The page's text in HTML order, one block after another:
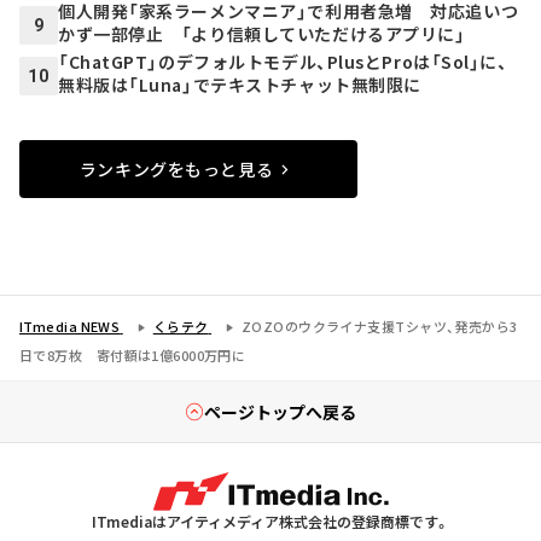
9
個人開発「家系ラーメンマニア」で利用者急増 対応追いつ
かず一部停止 「より信頼していただけるアプリに」
10
「ChatGPT」のデフォルトモデル、PlusとProは「Sol」に、
無料版は「Luna」でテキストチャット無制限に
ランキングをもっと見る
ITmedia NEWS くらテク
ZOZOのウクライナ支援Tシャツ、発売から3
日で8万枚 寄付額は1億6000万円に
ページトップへ戻る
ITmediaはアイティメディア株式会社の登録商標です。